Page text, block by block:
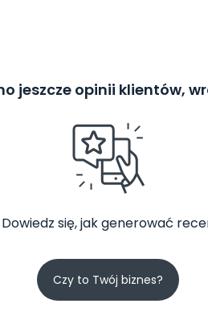
jeszcze opinii klientów,
się, jak generować
Czy to Twój biznes?